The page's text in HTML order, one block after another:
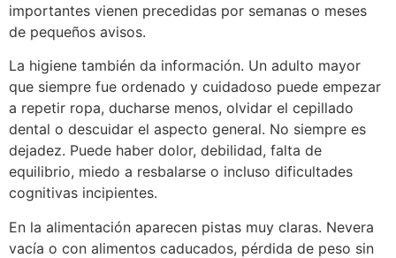
importantes vienen precedidas por semanas o meses
de pequeños avisos.
La higiene también da información. Un adulto mayor
que siempre fue ordenado y cuidadoso puede empezar
a repetir ropa, ducharse menos, olvidar el cepillado
dental o descuidar el aspecto general. No siempre es
dejadez. Puede haber dolor, debilidad, falta de
equilibrio, miedo a resbalarse o incluso dificultades
cognitivas incipientes.
En la alimentación aparecen pistas muy claras. Nevera
vacía o con alimentos caducados, pérdida de peso sin